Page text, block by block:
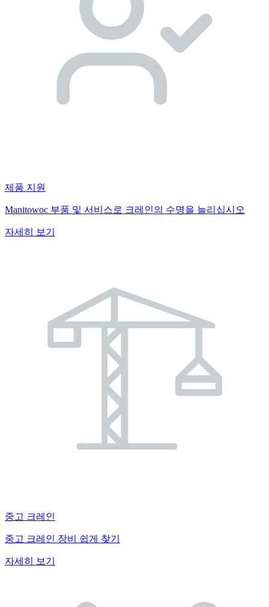
제품 지원
Manitowoc 부품 및 서비스로 크레인의 수명을 늘리십시오
자세히 보기
중고 크레인
중고 크레인 장비 쉽게 찾기
자세히 보기